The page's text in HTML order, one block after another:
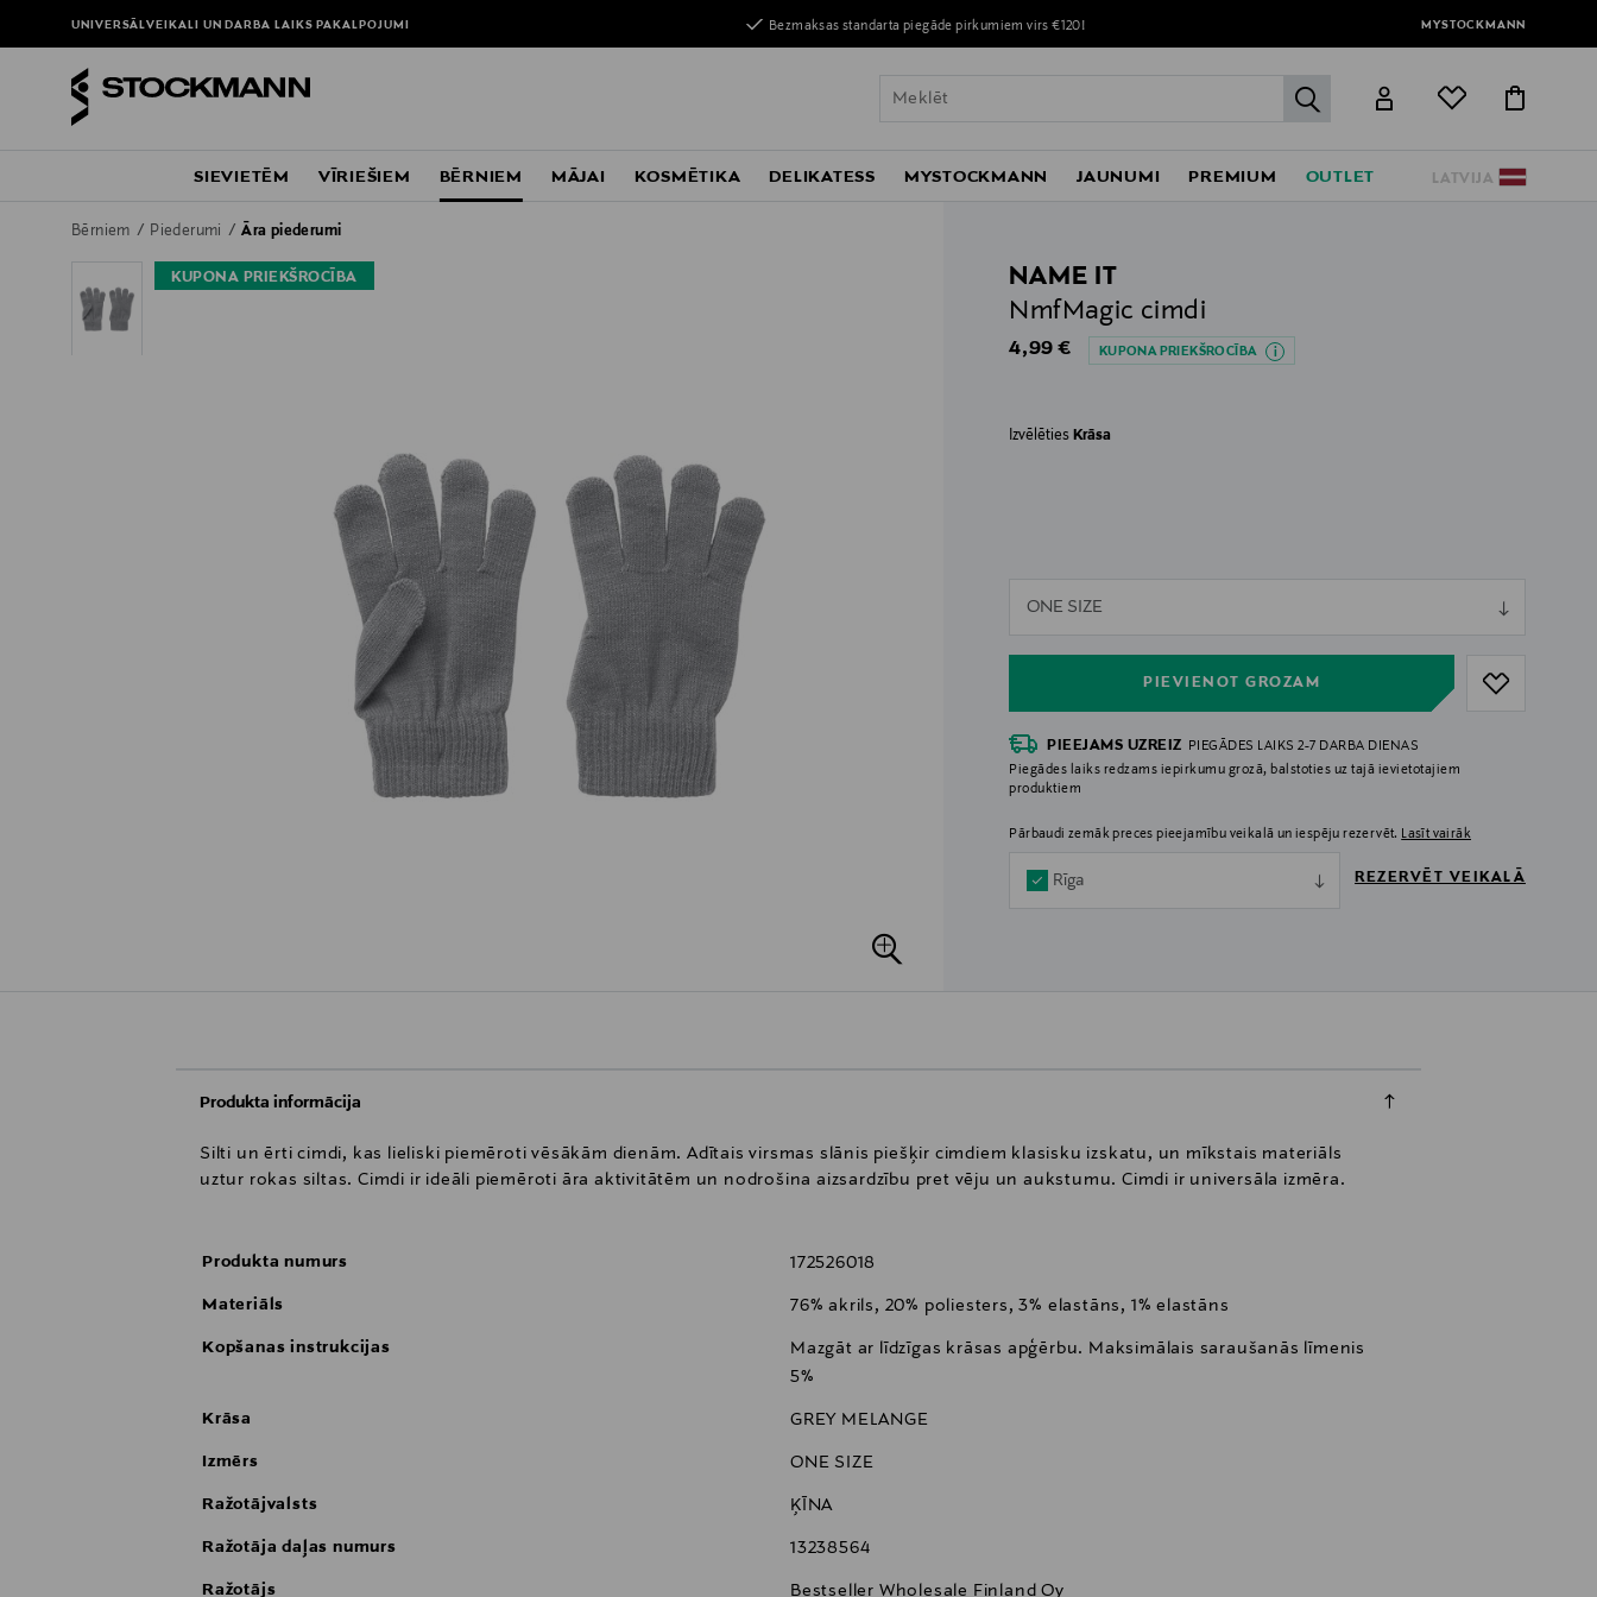
UNIVERSĀLVEIKALI UN DARBA LAIKSPAKALPOJUMI Bezmaksas standarta piegāde pirkumiem virs €120! MYSTOCKMANN
label.header.go
LATVIJA
SIEVIETĒM VĪRIEŠIEM BĒRNIEM MĀJAI KOSMĒTIKA DELIKATESS MYSTOCKMANN JAUNUMI PREMIUM OUTLET
Bērniem Piederumi Āra piederumi
KUPONA PRIEKŠROCĪBA
NAME IT
NmfMagic cimdi
Original Price
4,99 € KUPONA PRIEKŠROCĪBA
IzvēlētiesKrāsa
ONE SIZE
PIEVIENOT GROZAM
null
PIEEJAMS UZREIZ PIEGĀDES LAIKS 2-7 DARBA DIENAS
Piegādes laiks redzams iepirkumu grozā, balstoties uz tajā ievietotajiem
produktiem
Pārbaudi zemāk preces pieejamību veikalā un iespēju rezervēt. Lasīt vairāk
Rīga REZERVĒT VEIKALĀ
Produkta informācija
Silti un ērti cimdi, kas lieliski piemēroti vēsākām dienām. Adītais virsmas slānis piešķir cimdiem klasisku izskatu, un mīkstais materiāls
uztur rokas siltas. Cimdi ir ideāli piemēroti āra aktivitātēm un nodrošina aizsardzību pret vēju un aukstumu. Cimdi ir universāla izmēra.
Produkta numurs 172526018
Materiāls 76% akrils, 20% poliesters, 3% elastāns, 1% elastāns
Kopšanas instrukcijas
Mazgāt ar līdzīgas krāsas apģērbu. Maksimālais saraušanās līmenis
5%
Krāsa GREY MELANGE
Izmērs ONE SIZE
Ražotājvalsts ĶĪNA
Ražotāja daļas numurs 13238564
Ražotājs Bestseller Wholesale Finland Oy